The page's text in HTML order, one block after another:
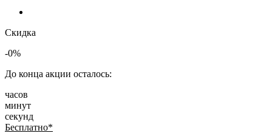
Скидка
-0%
До конца акции осталось:
часов
минут
секунд
Бесплатно*